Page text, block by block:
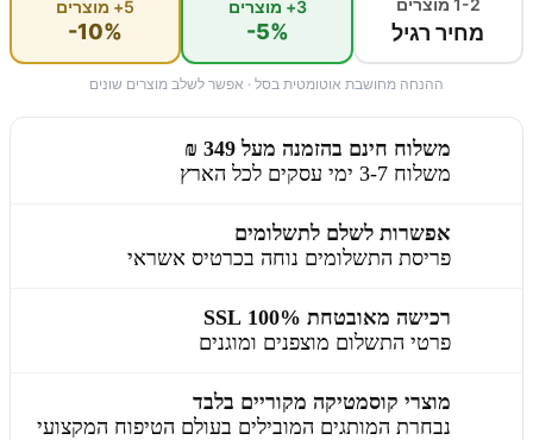
1-2 מוצרים
מחיר רגיל
3+ מוצרים
-5%
5+ מוצרים
-10%
ההנחה מחושבת אוטומטית בסל · אפשר לשלב מוצרים שונים
משלוח חינם בהזמנה מעל 349 ₪
משלוח 3-7 ימי עסקים לכל הארץ
אפשרות לשלם לתשלומים
פריסת התשלומים נוחה בכרטיס אשראי
רכישה מאובטחת 100% SSL
פרטי התשלום מוצפנים ומוגנים
מוצרי קוסמטיקה מקוריים בלבד
נבחרת המותגים המובילים בעולם הטיפוח המקצועי